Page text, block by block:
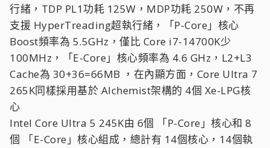
行緒，TDP PL1功耗 125W，MDP功耗 250W，不再
支援 HyperTreading超執行緒，「P-Core」核心
Boost頻率為 5.5GHz，僅比 Core i7-14700K少
100MHz，「E-Core」核心頻率為 4.6 GHz，L2+L3
Cache為 30+36=66MB ，在內顯方面，Core Ultra 7
265K同樣採用基於 Alchemist架構的 4個 Xe-LPG核
心
Intel Core Ultra 5 245K由 6個 「P-Core」核心和 8
個 「E-Core」核心組成，總計有 14個核心，14個執